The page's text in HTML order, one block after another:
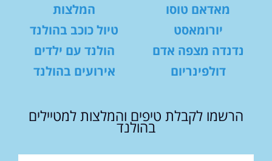
מאדאם טוסו
יורומאסט
נדנדה מצפה אדם
דולפינריום
המלצות
טיול כוכב בהולנד
הולנד עם ילדים
אירועים בהולנד
הרשמו לקבלת טיפים והמלצות למטיילים
בהולנד